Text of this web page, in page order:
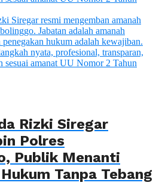
Rizki Siregar
Polres
Publik Menanti
Tanpa Tebang